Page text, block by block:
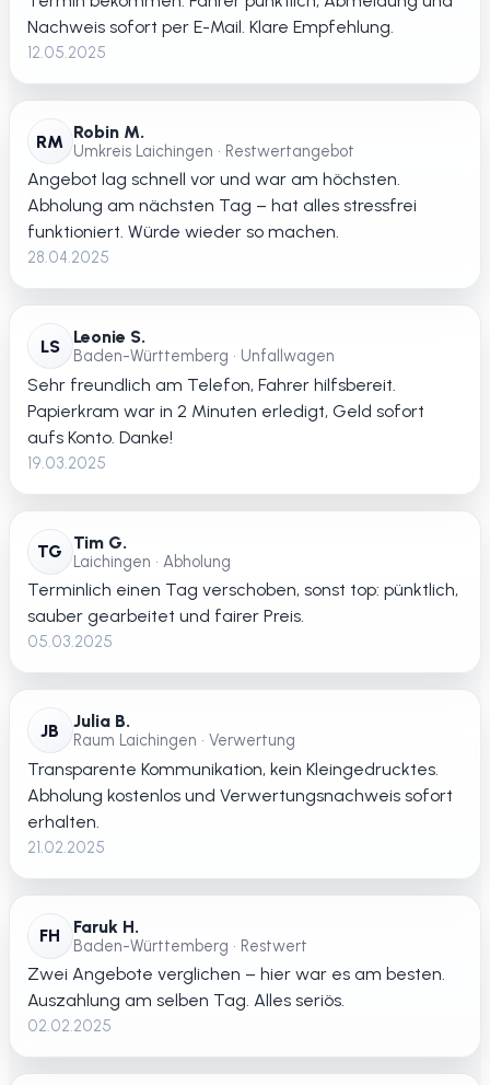
Nachweis sofort per E-Mail. Klare Empfehlung.
12.05.2025
RM Robin M.
Umkreis Laichingen • Restwertangebot
Angebot lag schnell vor und war am höchsten.
Abholung am nächsten Tag – hat alles stressfrei
funktioniert. Würde wieder so machen.
28.04.2025
LS Leonie S.
Baden-Württemberg • Unfallwagen
Sehr freundlich am Telefon, Fahrer hilfsbereit.
Papierkram war in 2 Minuten erledigt, Geld sofort
aufs Konto. Danke!
19.03.2025
TG Tim G.
Laichingen • Abholung
Terminlich einen Tag verschoben, sonst top: pünktlich,
sauber gearbeitet und fairer Preis.
05.03.2025
JB Julia B.
Raum Laichingen • Verwertung
Transparente Kommunikation, kein Kleingedrucktes.
Abholung kostenlos und Verwertungsnachweis sofort
erhalten.
21.02.2025
FH Faruk H.
Baden-Württemberg • Restwert
Zwei Angebote verglichen – hier war es am besten.
Auszahlung am selben Tag. Alles seriös.
02.02.2025